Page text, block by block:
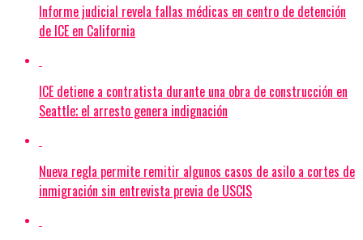
Informe judicial revela fallas médicas en centro de detención
de ICE en California
ICE detiene a contratista durante una obra de construcción en
Seattle; el arresto genera indignación
Nueva regla permite remitir algunos casos de asilo a cortes de
inmigración sin entrevista previa de USCIS